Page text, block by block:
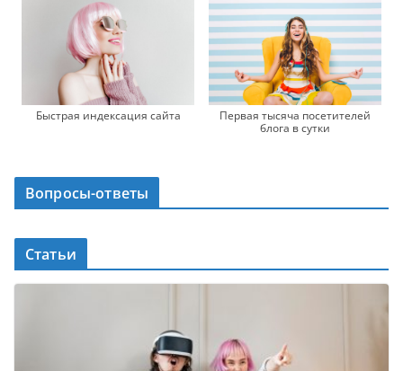
Быстрая индексация сайта
Первая тысяча посетителей
блога в сутки
Вопросы-ответы
Статьи